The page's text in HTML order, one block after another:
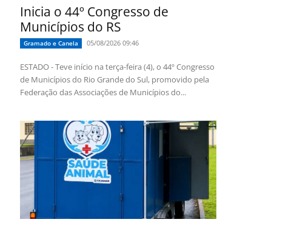
Inicia o 44º Congresso de
Municípios do RS
Gramado e Canela 05/08/2026 09:46
ESTADO - Teve início na terça-feira (4), o 44º Congresso
de Municípios do Rio Grande do Sul, promovido pela
Federação das Associações de Municípios do...